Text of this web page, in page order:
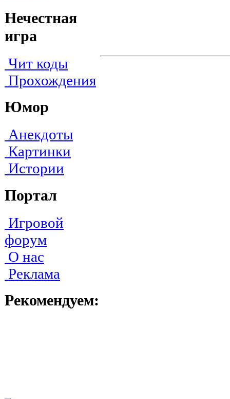
Нечестная
игра
Чит коды
Прохождения
Юмор
Анекдоты
Картинки
Истории
Портал
Игровой
форум
О нас
Реклама
Рекомендуем: